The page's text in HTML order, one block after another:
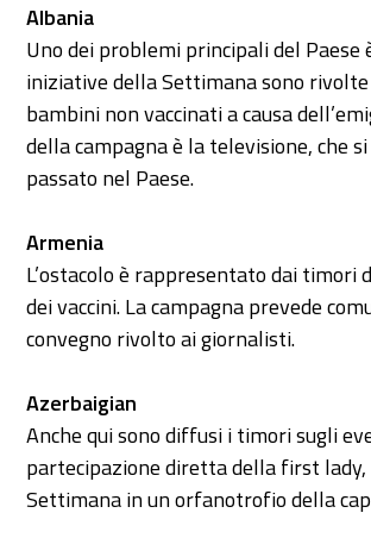
Albania
Uno dei problemi principali del Paese
iniziative della Settimana sono
bambini non vaccinati a causa
della campagna è la televisione, che
passato nel Paese.
Armenia
L’ostacolo è rappresentato dai
dei vaccini. La campagna prevede
convegno rivolto ai giornalisti.
Azerbaigian
Anche qui sono diffusi i timori sugli
partecipazione diretta della first
Settimana in un orfanotrofio della